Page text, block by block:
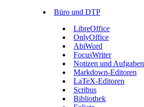
Büro und DTP
LibreOffice
OnlyOffice
AbiWord
FocusWriter
Notizen und Aufgaben
Markdown-Editoren
LaTeX-Editoren
Scribus
Bibliothek